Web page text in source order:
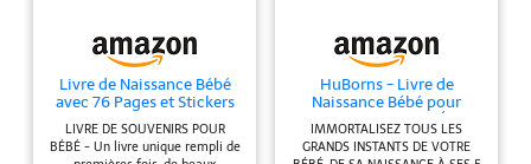
Livre de Naissance Bébé
avec 76 Pages et Stickers
LIVRE DE SOUVENIRS POUR
BÉBÉ - Un livre unique rempli de
HuBorns - Livre de
Naissance Bébé pour
Coller des Photos et Écrire
avec +50 Pages et
Autocollants, Album
IMMORTALISEZ TOUS LES
GRANDS INSTANTS DE VOTRE